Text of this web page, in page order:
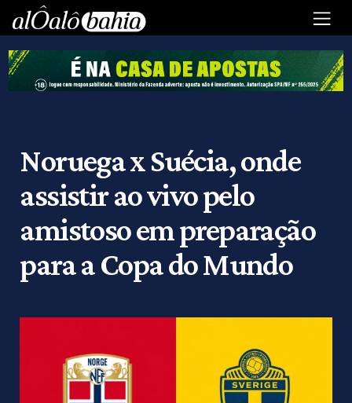
Noruega x Suécia, onde
assistir ao vivo pelo
amistoso em preparação
para a Copa do Mundo